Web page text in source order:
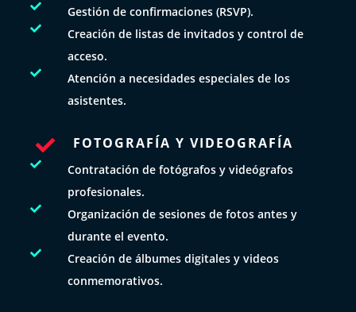
 Gestión de confirmaciones (RSVP).

Creación de listas de invitados y control de
acceso.

Atención a necesidades especiales de los
asistentes.
 FOTOGRAFÍA Y VIDEOGRAFÍA

Contratación de fotógrafos y videógrafos
profesionales.

Organización de sesiones de fotos antes y
durante el evento.

Creación de álbumes digitales y videos
conmemorativos.